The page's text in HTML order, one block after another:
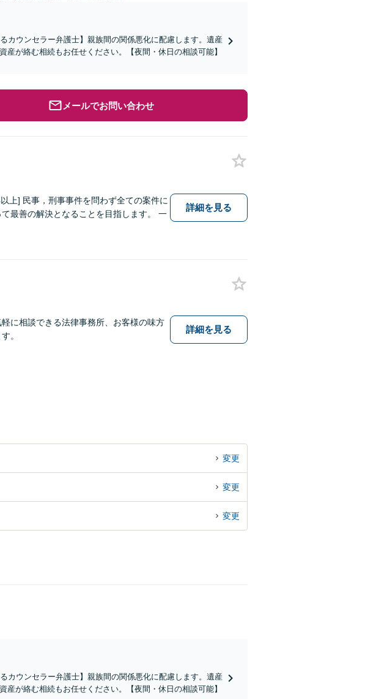
カウンセラー弁護士】親族間の関係悪化に配慮します。遺産
が絡む相続もお任せください。【夜間・休日の相談可能】
メールでお問い合わせ
上] 民事，刑事事件を問わず全ての案件に
最善の解決となることを目指します。 一
詳細を見る
に相談できる法律事務所、お客様の味方
。
詳細を見る
変更
変更
変更
カウンセラー弁護士】親族間の関係悪化に配慮します。遺産
が絡む相続もお任せください。【夜間・休日の相談可能】